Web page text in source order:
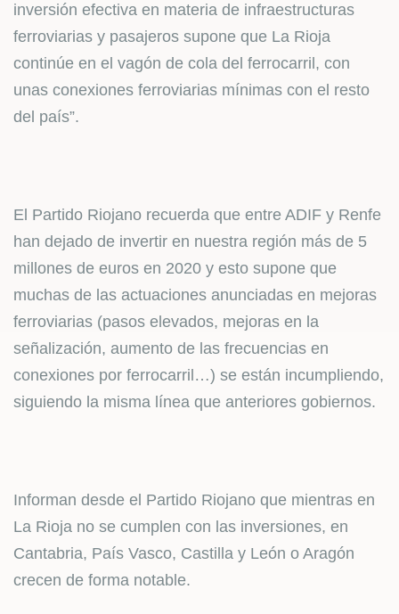
inversión efectiva en materia de infraestructuras
ferroviarias y pasajeros supone que La Rioja
continúe en el vagón de cola del ferrocarril, con
unas conexiones ferroviarias mínimas con el resto
del país”.
El Partido Riojano recuerda que entre ADIF y Renfe
han dejado de invertir en nuestra región más de 5
millones de euros en 2020 y esto supone que
muchas de las actuaciones anunciadas en mejoras
ferroviarias (pasos elevados, mejoras en la
señalización, aumento de las frecuencias en
conexiones por ferrocarril…) se están incumpliendo,
siguiendo la misma línea que anteriores gobiernos.
Informan desde el Partido Riojano que mientras en
La Rioja no se cumplen con las inversiones, en
Cantabria, País Vasco, Castilla y León o Aragón
crecen de forma notable.